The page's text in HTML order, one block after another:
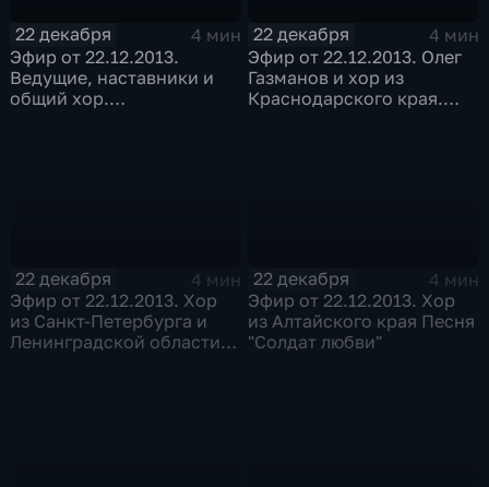
22 декабря
4 мин
Эфир от 22.12.2013.
Ведущие, наставники и
общий хор.
22 декабря
4 мин
Эфир от 22.12.2013. Олег
Газманов и хор из
Краснодарского края.
22 декабря
4 мин
Эфир от 22.12.2013. Хор
из Санкт-Петербурга и
Ленинградской области.
22 декабря
4 мин
Эфир от 22.12.2013. Хор
из Алтайского края Песня
"Солдат любви"